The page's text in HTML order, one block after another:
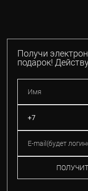
Получи
подарок!